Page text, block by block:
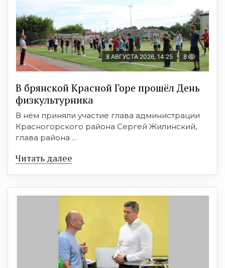
8 АВГУСТА 2026, 14:25 8
В брянской Красной Горе прошёл День
физкультурника
В нём приняли участие глава администрации
Красногорского района Сергей Жилинский,
глава района ...
Читать далее